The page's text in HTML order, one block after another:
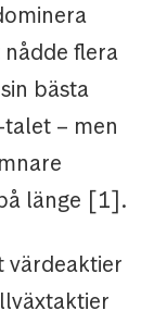
flera
bästa
– men
länge [1].
värdeaktier